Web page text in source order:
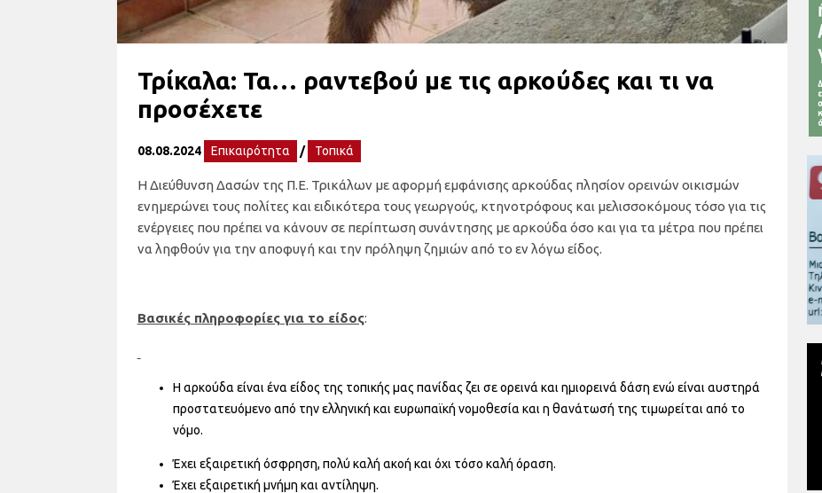
Τρίκαλα: Τα… ραντεβού με τις αρκούδες και τι να
προσέχετε
08.08.2024 Επικαιρότητα / Τοπικά
Η Διεύθυνση Δασών της Π.Ε. Τρικάλων με αφορμή εμφάνισης αρκούδας πλησίον ορεινών οικισμών
ενημερώνει τους πολίτες και ειδικότερα τους γεωργούς, κτηνοτρόφους και μελισσοκόμους τόσο για τις
ενέργειες που πρέπει να κάνουν σε περίπτωση συνάντησης με αρκούδα όσο και για τα μέτρα που πρέπει
να ληφθούν για την αποφυγή και την πρόληψη ζημιών από το εν λόγω είδος.
Βασικές πληροφορίες για το είδος:
Η αρκούδα είναι ένα είδος της τοπικής μας πανίδας ζει σε ορεινά και ημιορεινά δάση ενώ είναι αυστηρά
προστατευόμενο από την ελληνική και ευρωπαϊκή νομοθεσία και η θανάτωσή της τιμωρείται από το
νόμο.
Έχει εξαιρετική όσφρηση, πολύ καλή ακοή και όχι τόσο καλή όραση.
Έχει εξαιρετική μνήμη και αντίληψη.